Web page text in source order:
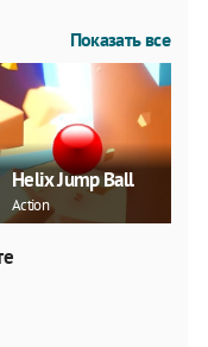
Показать все
Helix Jump Ball
Action